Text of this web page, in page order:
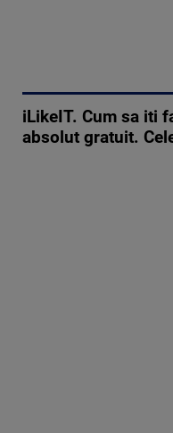
iLikeIT. Cum sa iti
absolut gratuit.